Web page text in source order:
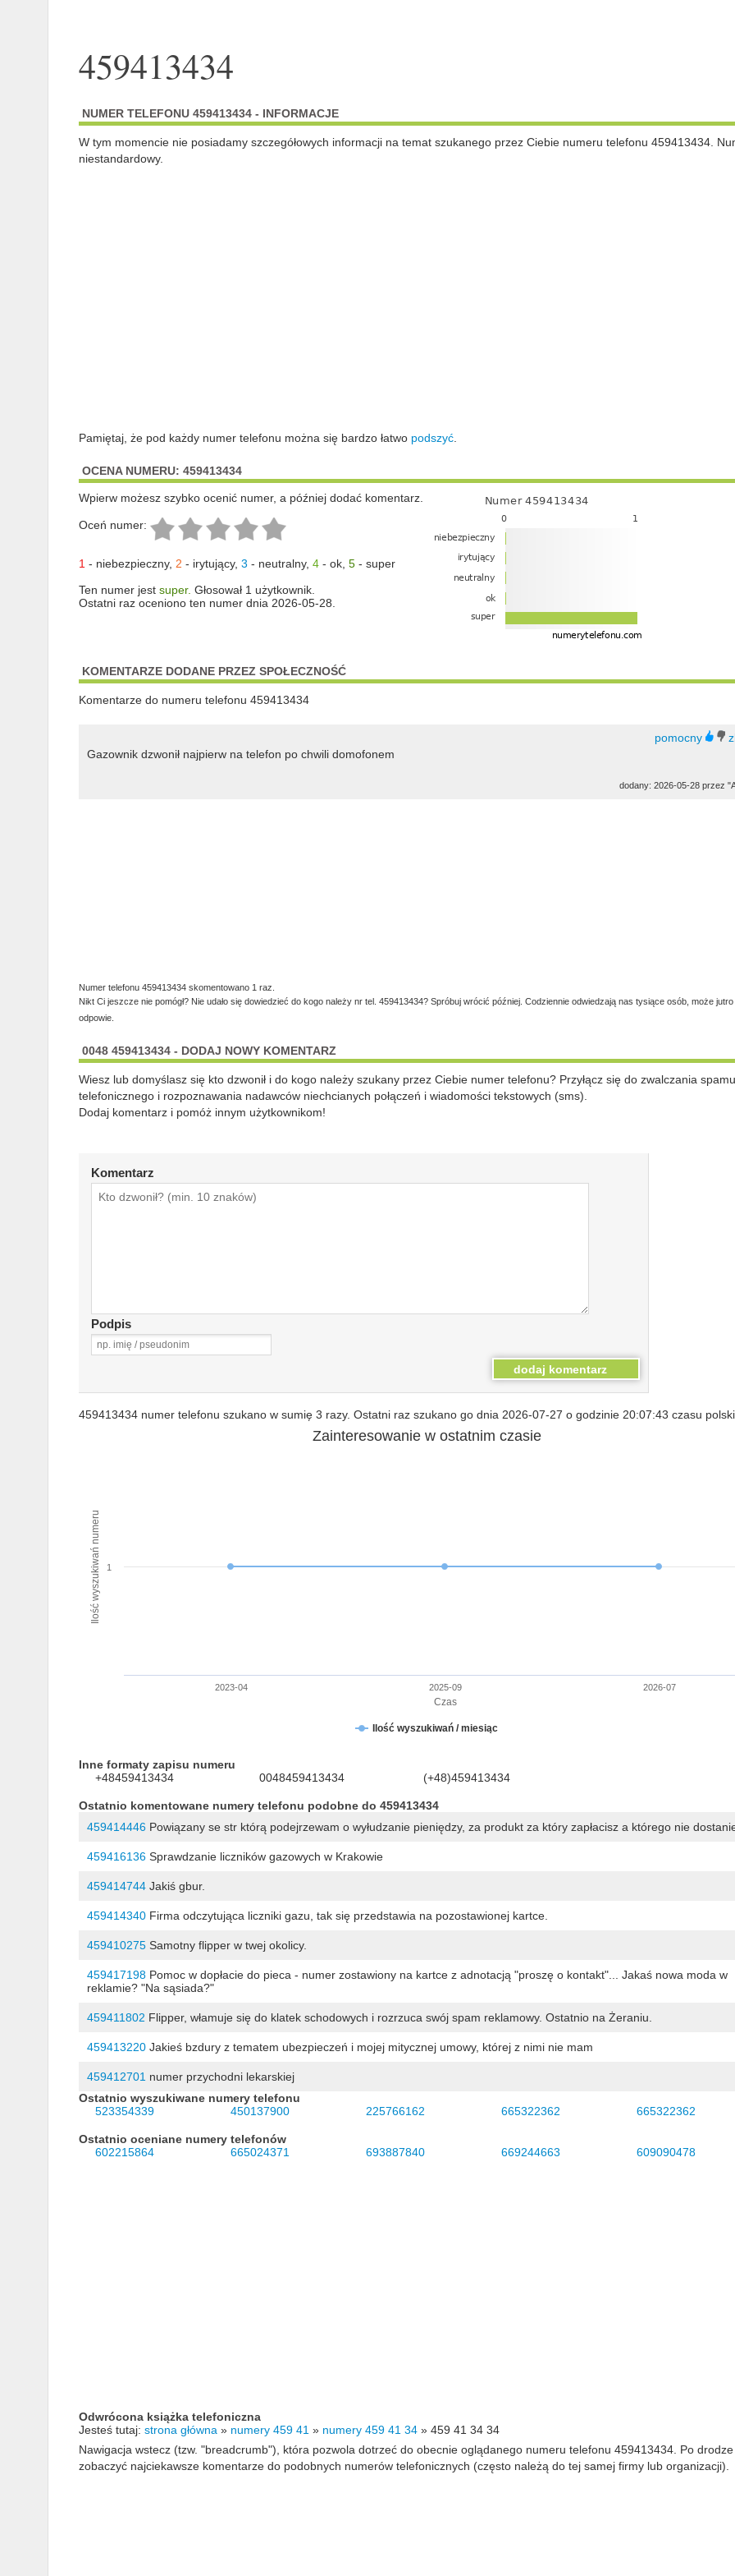
459413434
NUMER TELEFONU 459413434 - INFORMACJE
W tym momencie nie posiadamy szczegółowych informacji na temat szukanego przez Ciebie numeru telefonu 459413434.
niestandardowy.
Pamiętaj, że pod każdy numer telefonu można się bardzo łatwo podszyć.
OCENA NUMERU: 459413434
Wpierw możesz szybko ocenić numer, a później dodać komentarz.
Oceń numer:
1- niebezpieczny, 2 - irytujący, 3 - neutralny, 4- ok, 5- super
Ten numer jest super. Głosował 1 użytkownik.
Ostatni raz oceniono ten numer dnia 2026-05-28.
KOMENTARZE DODANE PRZEZ SPOŁECZNOŚĆ
Komentarze do numeru telefonu 459413434
Gazownik dzwonił najpierw na telefon po chwili domofonem
dodany: 2026-05-28 przez
Numer telefonu 459413434 skomentowano 1 raz.
Nikt Ci jeszcze nie pomógł? Nie udało się dowiedzieć do kogo należy nr tel. 459413434? Spróbuj wrócić później. Codziennie odwiedzają nas tysiące osób, może
odpowie.
0048 459413434 - DODAJ NOWY KOMENTARZ
Wiesz lub domyślasz się kto dzwonił i do kogo należy szukany przez Ciebie numer telefonu? Przyłącz się do zwalczania spamu
telefonicznego i rozpoznawania nadawców niechcianych połączeń i wiadomości tekstowych (sms).
Dodaj komentarz i pomóż innym użytkownikom!
Komentarz
Podpis
459413434 numer telefonu szukano w sumię 3 razy. Ostatni raz szukano go dnia 2026-07-27 o godzinie 20:07:43 czasu
Czas
Ilość wyszukiwań numeru
Zainteresowanie w ostatnim czasie
Ilość wyszukiwań / miesiąc
2023-04 2025-09 2026-07
1
Inne formaty zapisu numeru
+48459413434
0048459413434 (+48)459413434
Ostatnio komentowane numery telefonu podobne do 459413434
459414446Powiązany se str którą podejrzewam o wyłudzanie pieniędzy, za produkt za który zapłacisz a którego nie
459416136Sprawdzanie liczników gazowych w Krakowie
459414744Jakiś gbur.
459414340Firma odczytująca liczniki gazu, tak się przedstawia na pozostawionej kartce.
459410275Samotny flipper w twej okolicy.
459417198Pomoc w dopłacie do pieca - numer zostawiony na kartce z adnotacją "proszę o kontakt"... Jakaś nowa moda w
reklamie? "Na sąsiada?"
459411802 Flipper, włamuje się do klatek schodowych i rozrzuca swój spam reklamowy. Ostatnio na Żeraniu.
459413220Jakieś bzdury z tematem ubezpieczeń i mojej mitycznej umowy, której z nimi nie mam
459412701numer przychodni lekarskiej
Ostatnio wyszukiwane numery telefonu
523354339
450137900 225766162 665322362 665322362
Ostatnio oceniane numery telefonów
602215864
665024371 693887840 669244663 609090478
Odwrócona książka telefoniczna
Jesteś tutaj: strona główna » numery 459 41 » numery 459 41 34 » 459 41 34 34
Nawigacja wstecz (tzw. "breadcrumb"), która pozwola dotrzeć do obecnie oglądanego numeru telefonu 459413434. Po
zobaczyć najciekawsze komentarze do podobnych numerów telefonicznych (często należą do tej samej firmy lub organizacji).